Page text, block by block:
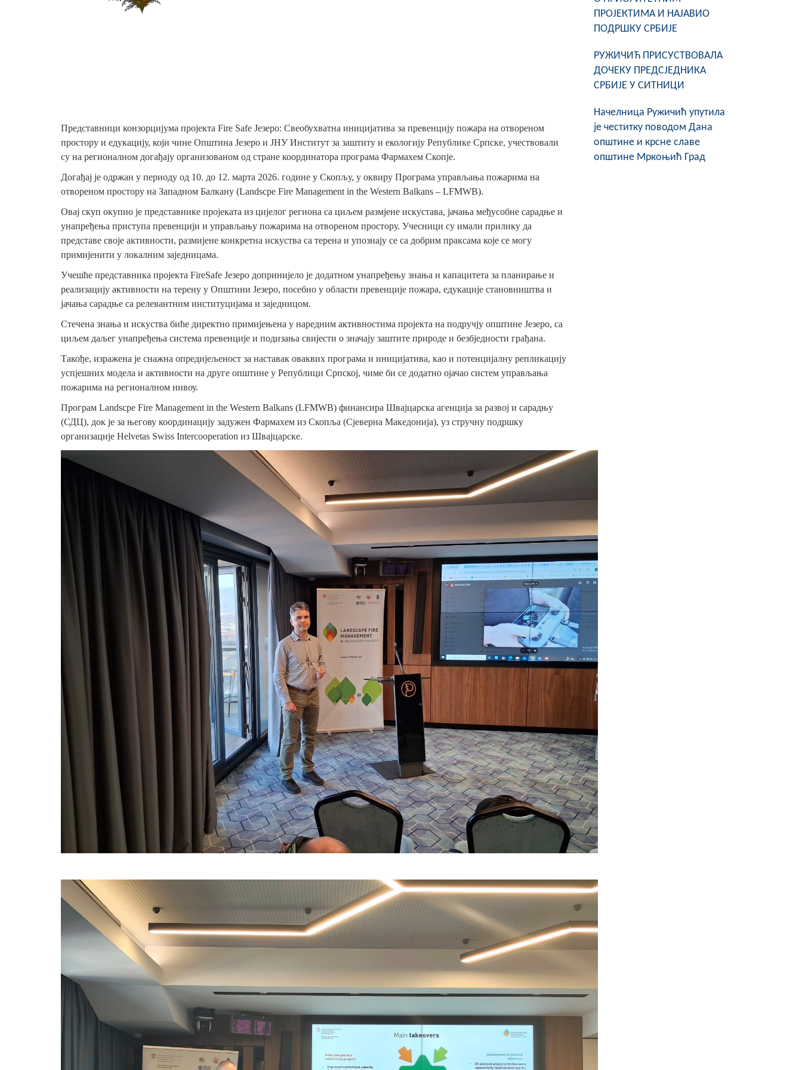
Представници конзорцијума пројекта Fire Safe Језеро: Свеобухватна иницијатива за превенцију пожара на отвореном
простору и едукацију, који чине Општина Језеро и ЈНУ Институт за заштиту и екологију Републике Српске, учествовали
су на регионалном догађају организованом од стране координатора програма Фармахем Скопје.
Догађај је одржан у периоду од 10. до 12. марта 2026. године у Скопљу, у оквиру Програма управљања пожарима на
отвореном простору на Западном Балкану (Landscpe Fire Маnagement in the Western Balkans – LFMWB).
Овај скуп окупио је представнике пројеката из цијелог региона са циљем размјене искустава, јачања међусобне сарадње и
унапређења приступа превенцији и управљању пожарима на отвореном простору. Учесници су имали прилику да
представе своје активности, размијене конкретна искуства са терена и упознају се са добрим праксама које се могу
примијенити у локалним заједницама.
Учешће представника пројекта FireSafе Језеро допринијело је додатном унапређењу знања и капацитета за планирање и
реализацију активности на терену у Општини Језеро, посебно у области превенције пожара, едукације становништва и
јачања сарадње са релевантним институцијама и заједницом.
Стечена знања и искуства биће директно примијењена у наредним активностима пројекта на подручју општине Језеро, са
циљем даљег унапређења система превенције и подизања свијести о значају заштите природе и безбједности грађана.
Такође, изражена је снажна опредијељеност за наставак оваквих програма и иницијатива, као и потенцијалну репликацију
успјешних модела и активности на друге општине у Републици Српској, чиме би се додатно ојачао систем управљања
пожарима на регионалном нивоу.
Програм Landscpe Fire Маnagement in the Western Balkans (LFMWB) финансира Швајцарска агенција за развој и сарадњу
(СДЦ), док је за његову координацију задужен Фармахем из Скопља (Сјеверна Македонија), уз стручну подршку
организације Helvetas Swiss Intercooperation из Швајцарске.
ПРОЈЕКТИМА И НАЈАВИО
ПОДРШКУ СРБИЈЕ
РУЖИЧИЋ ПРИСУСТВОВАЛА
ДОЧЕКУ ПРЕДСЈЕДНИКА
СРБИЈЕ У СИТНИЦИ
Начелница Ружичић упутила
је честитку поводом Дана
општине и крсне славе
општине Мркоњић Град